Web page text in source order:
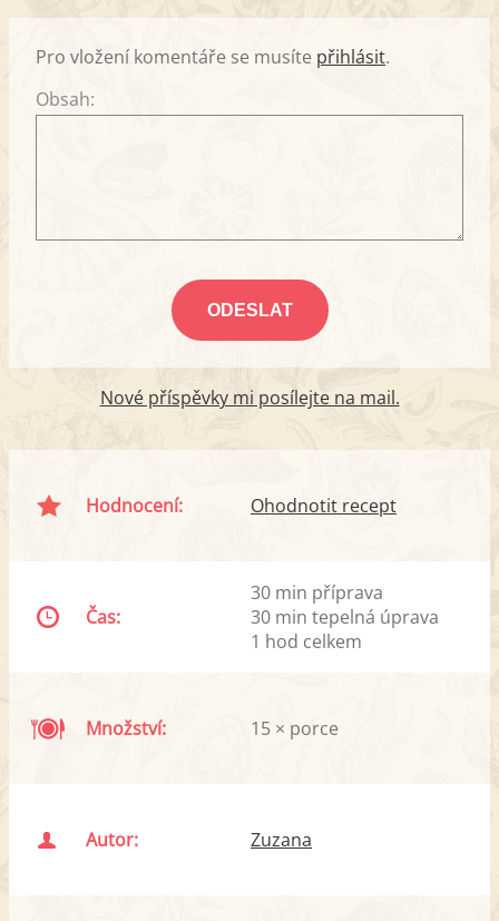
Pro vložení komentáře se musíte přihlásit.
Obsah:
Nové příspěvky mi posílejte na mail.
Hodnocení: Ohodnotit recept
Čas:
30 min příprava
30 min tepelná úprava
1 hod celkem
Množství: 15 × porce
Autor: Zuzana